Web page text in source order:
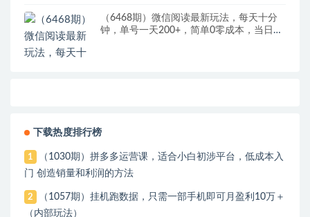
（6468期）微信阅读最新玩法，每天十分
钟，单号一天200+，简单0零成本，当日提
下载热度排行榜
1
（1030期）拼多多运营课，适合小白初涉平台，低成本入
门 创造销量和利润的方法
2
（1057期）挂机跑数据，只需一部手机即可月盈利10万＋
（内部玩法）